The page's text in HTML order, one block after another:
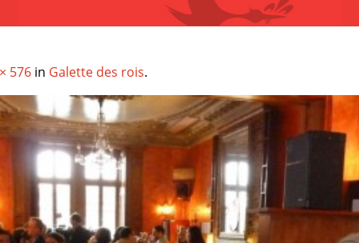
576 in Galette des rois.